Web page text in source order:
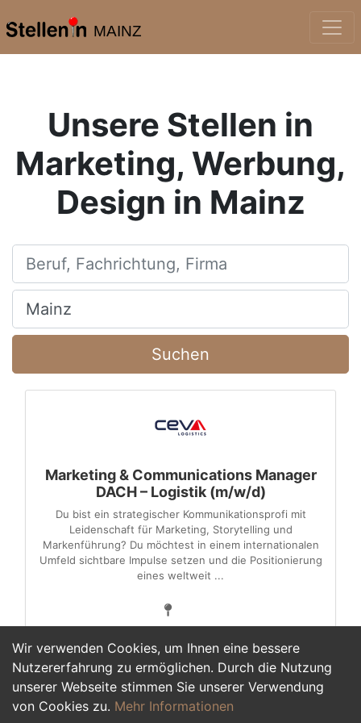
MAINZ
Wir verwenden Cookies, um Ihnen eine bessere
Nutzererfahrung zu ermöglichen. Durch die Nutzung
unserer Webseite stimmen Sie unserer Verwendung
von Cookies zu. Mehr Informationen
Unsere Stellen in
Marketing, Werbung,
Design in Mainz
Beruf, Fachrichtung, Firma
Ort, Stadt
Suchen
Marketing & Communications Manager
DACH – Logistik (m/w/d)
Du bist ein strategischer Kommunikationsprofi mit
Leidenschaft für Marketing, Storytelling und
Markenführung? Du möchtest in einem internationalen
Umfeld sichtbare Impulse setzen und die Positionierung
eines weltweit ...
1